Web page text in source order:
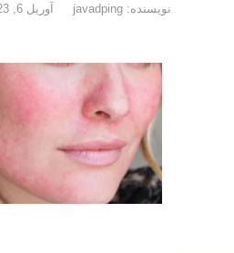
نویسنده:javadping آوریل 6, 2023